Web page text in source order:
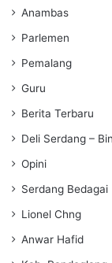
Anambas
Parlemen
Pemalang
Guru
Berita Terbaru
Deli Serdang –
Opini
Serdang Bedagai
Lionel Chng
Anwar Hafid